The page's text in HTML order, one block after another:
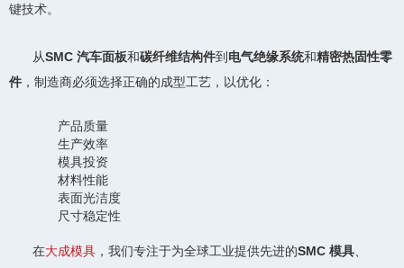
键技术。
从SMC 汽车面板和碳纤维结构件到 电气绝缘系统和精密热固性零
件 ，制造商必须选择正确的成型工艺，以优化：
产品质量
生产效率
模具投资
材料性能
表面光洁度
尺寸稳定性
在大成模具 ，我们专注于为全球工业提供先进的SMC 模具